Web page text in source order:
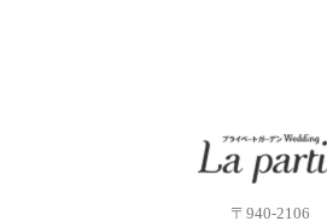
〒940-2106